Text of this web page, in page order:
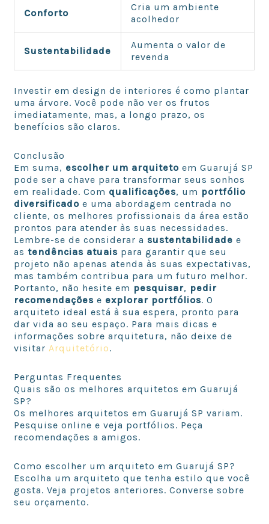
Conforto
Cria um ambiente
acolhedor
Sustentabilidade
Aumenta o valor de
revenda
Investir em design de interiores é como plantar
uma árvore. Você pode não ver os frutos
imediatamente, mas, a longo prazo, os
benefícios são claros.
Conclusão
Em suma, escolher um arquiteto em Guarujá SP
pode ser a chave para transformar seus sonhos
em realidade. Com qualificações, um portfólio
diversificado e uma abordagem centrada no
cliente, os melhores profissionais da área estão
prontos para atender às suas necessidades.
Lembre-se de considerar a sustentabilidade e
astendências atuais para garantir que seu
projeto não apenas atenda às suas expectativas,
mas também contribua para um futuro melhor.
Portanto, não hesite em pesquisar, pedir
recomendações e explorar portfólios. O
arquiteto ideal está à sua espera, pronto para
dar vida ao seu espaço. Para mais dicas e
informações sobre arquitetura, não deixe de
visitarArquitetório.
Perguntas Frequentes
Quais são os melhores arquitetos em Guarujá
SP?
Os melhores arquitetos em Guarujá SP variam.
Pesquise online e veja portfólios. Peça
recomendações a amigos.
Como escolher um arquiteto em Guarujá SP?
Escolha um arquiteto que tenha estilo que você
gosta. Veja projetos anteriores. Converse sobre
seu orçamento.